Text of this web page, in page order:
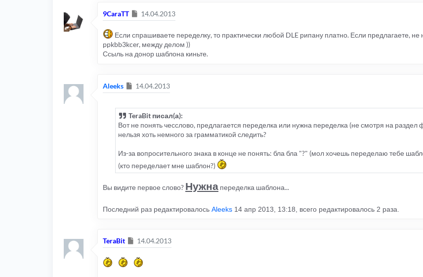
9CaraTT Сообщение
14.04.2013
Если спрашиваете переделку, то практически любой DLE рипану платно. Если предлагаете,
ppkbb3kcer, между делом ))
Ссыль на донор шаблона киньте.
Aleeks Сообщение
14.04.2013
TeraBit писал(а):
Вот не понять чесслово, предлагается переделка или нужна переделка (не смотря на раздел
нельзя хоть немного за грамматикой следить?
Из-за вопросительного знака в конце не понять: бла бла "?" (мол хочешь переделаю тебе
(кто переделает мне шаблон?)
Вы видите первое слово? Нужна переделка шаблона...
Последний раз редактировалось Aleeks 14 апр 2013, 13:18, всего редактировалось 2 раза.
TeraBit Сообщение
14.04.2013